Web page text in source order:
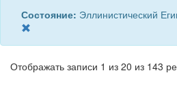
Состояние: Эллинистический
Отображать записи 1 из 20 из 143